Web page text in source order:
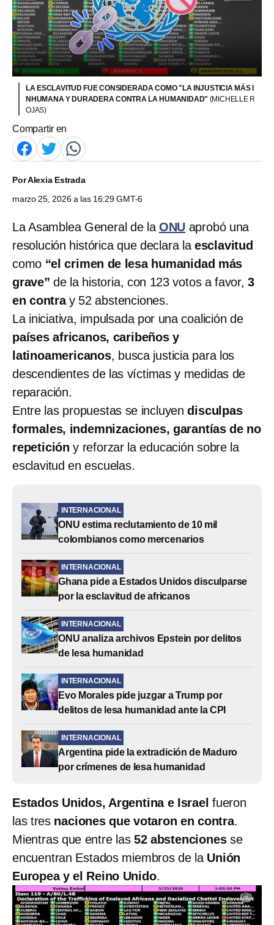
LA ESCLAVITUD FUE CONSIDERADA COMO "LA INJUSTICIA MÁS I
NHUMANA Y DURADERA CONTRA LA HUMANIDAD" (MICHELLE R
OJAS)
Compartir en
PorAlexia Estrada
marzo 25, 2026 a las 16:29 GMT-6
La Asamblea General de la ONU aprobó una
resolución histórica que declara la esclavitud
como “el crimen de lesa humanidad más
grave” de la historia, con 123 votos a favor,3
en contray 52 abstenciones.
La iniciativa, impulsada por una coalición de
países africanos, caribeños y
latinoamericanos, busca justicia para los
descendientes de las víctimas y medidas de
reparación.
Entre las propuestas se incluyendisculpas
formales, indemnizaciones, garantías de no
repetición y reforzar la educación sobre la
esclavitud en escuelas.
INTERNACIONAL
ONU estima reclutamiento de 10 mil
colombianos como mercenarios
INTERNACIONAL
Ghana pide a Estados Unidos disculparse
por la esclavitud de africanos
INTERNACIONAL
ONU analiza archivos Epstein por delitos
de lesa humanidad
INTERNACIONAL
Evo Morales pide juzgar a Trump por
delitos de lesa humanidad ante la CPI
INTERNACIONAL
Argentina pide la extradición de Maduro
por crímenes de lesa humanidad
Estados Unidos, Argentina e Israel fueron
las tres naciones que votaron en contra.
Mientras que entre las 52 abstencionesse
encuentran Estados miembros de la Unión
Europea y el Reino Unido.